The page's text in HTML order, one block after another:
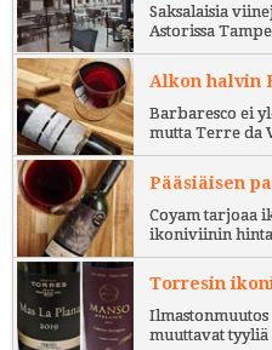
Saksalaisia
Astorissa
Alkon halvin
Barbaresco ei
mutta Terre da
Pääsiäisen
Coyam tarjoaa
ikoniviinin
Torresin
muuttavat tyyliä